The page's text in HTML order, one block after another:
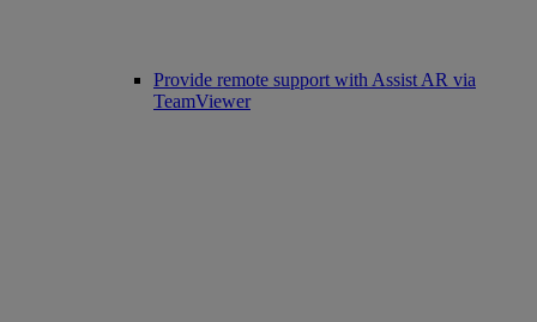
Provide remote support with Assist AR via
TeamViewer